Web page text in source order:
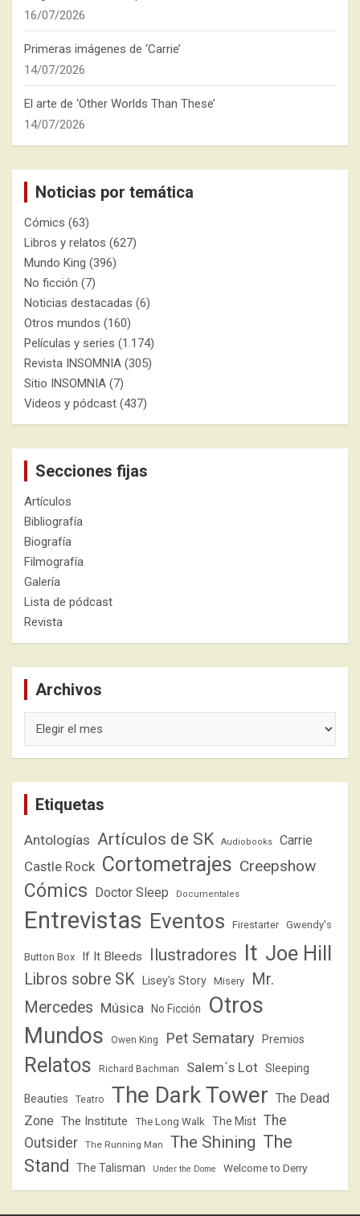
16/07/2026
Primeras imágenes de ‘Carrie’
14/07/2026
El arte de ‘Other Worlds Than These’
14/07/2026
Noticias por temática
Cómics (63)
Libros y relatos (627)
Mundo King (396)
No ficción (7)
Noticias destacadas (6)
Otros mundos (160)
Películas y series (1.174)
Revista INSOMNIA (305)
Sitio INSOMNIA (7)
Videos y pódcast (437)
Secciones fijas
Artículos
Bibliografía
Biografía
Filmografía
Galería
Lista de pódcast
Revista
Archivos
Etiquetas
Antologías Artículos de SK Audiobooks Carrie
Castle Rock Cortometrajes Creepshow
Cómics Doctor Sleep Documentales
Entrevistas Eventos Firestarter Gwendy's
Button Box If It Bleeds Ilustradores It Joe Hill
Libros sobre SK Lisey's Story Misery
Mr.
Mercedes Música No Ficción
Otros
Mundos
Owen King Pet Sematary Premios
Relatos Richard Bachman Salem´s Lot Sleeping
Beauties Teatro The Dark Tower The Dead
Zone The Institute The Long Walk The Mist The
Outsider
The Running Man The Shining The
Stand
The Talisman Under the Dome Welcome to Derry